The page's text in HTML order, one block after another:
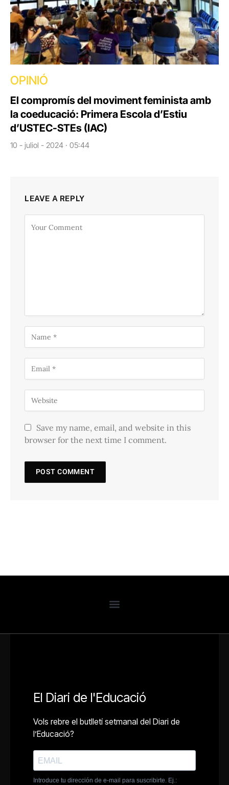
OPINIÓ
El compromís del moviment feminista amb
la coeducació: Primera Escola d’Estiu
d’USTEC-STEs (IAC)
10 - juliol - 2024 · 05:44
LEAVE A REPLY
Save my name, email, and website in this
browser for the next time I comment.